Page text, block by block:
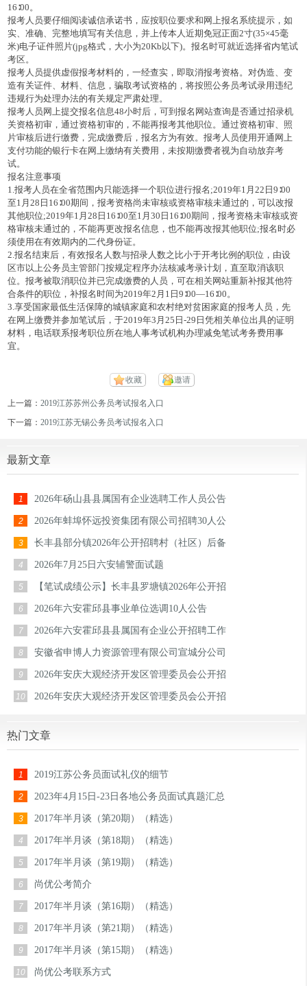
16∶00。
报考人员要仔细阅读诚信承诺书，应按职位要求和网上报名系统提示，如
实、准确、完整地填写有关信息，并上传本人近期免冠正面2寸(35×45毫
米)电子证件照片(jpg格式，大小为20Kb以下)。报名时可就近选择省内笔试
考区。
报考人员提供虚假报考材料的，一经查实，即取消报考资格。对伪造、变
造有关证件、材料、信息，骗取考试资格的，将按照公务员考试录用违纪
违规行为处理办法的有关规定严肃处理。
报考人员网上提交报名信息48小时后，可到报名网站查询是否通过招录机
关资格初审，通过资格初审的，不能再报考其他职位。通过资格初审、照
片审核后进行缴费，完成缴费后，报名方为有效。报考人员使用开通网上
支付功能的银行卡在网上缴纳有关费用，未按期缴费者视为自动放弃考
试。
报名注意事项
1.报考人员在全省范围内只能选择一个职位进行报名;2019年1月22日9∶00
至1月28日16∶00期间，报考资格尚未审核或资格审核未通过的，可以改报
其他职位;2019年1月28日16∶00至1月30日16∶00期间，报考资格未审核或资
格审核未通过的，不能再更改报名信息，也不能再改报其他职位;报名时必
须使用在有效期内的二代身份证。
2.报名结束后，有效报名人数与招录人数之比小于开考比例的职位，由设
区市以上公务员主管部门按规定程序办法核减考录计划，直至取消该职
位。报考被取消职位并已完成缴费的人员，可在相关网站重新补报其他符
合条件的职位，补报名时间为2019年2月1日9∶00—16∶00。
3.享受国家最低生活保障的城镇家庭和农村绝对贫困家庭的报考人员，先
在网上缴费并参加笔试后，于2019年3月25日-29日凭相关单位出具的证明
材料，电话联系报考职位所在地人事考试机构办理减免笔试考务费用事
宜。
收藏 邀请
上一篇：2019江苏苏州公务员考试报名入口
下一篇：2019江苏无锡公务员考试报名入口
最新文章
1 2026年砀山县县属国有企业选聘工作人员公告
2 2026年蚌埠怀远投资集团有限公司招聘30人公
3 长丰县部分镇2026年公开招聘村（社区）后备
4 2026年7月25日六安辅警面试题
5 【笔试成绩公示】长丰县罗塘镇2026年公开招
6 2026年六安霍邱县事业单位选调10人公告
7 2026年六安霍邱县县属国有企业公开招聘工作
8 安徽省申博人力资源管理有限公司宣城分公司
9 2026年安庆大观经济开发区管理委员会公开招
10 2026年安庆大观经济开发区管理委员会公开招
热门文章
1 2019江苏公务员面试礼仪的细节
2 2023年4月15日-23日各地公务员面试真题汇总
3 2017年半月谈（第20期）（精选）
4 2017年半月谈（第18期）（精选）
5 2017年半月谈（第19期）（精选）
6 尚优公考简介
7 2017年半月谈（第16期）（精选）
8 2017年半月谈（第21期）（精选）
9 2017年半月谈（第15期）（精选）
10 尚优公考联系方式